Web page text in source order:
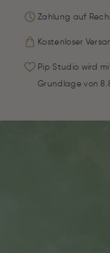
Zahlung auf
Kostenloser
Pip Studio wird
Grundlage von